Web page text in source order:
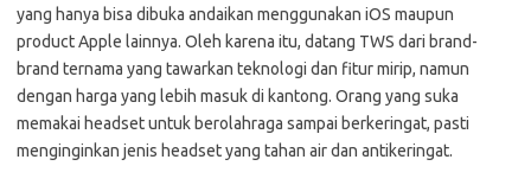
yang hanya bisa dibuka andaikan menggunakan iOS maupun
product Apple lainnya. Oleh karena itu, datang TWS dari brand-
brand ternama yang tawarkan teknologi dan fitur mirip, namun
dengan harga yang lebih masuk di kantong. Orang yang suka
memakai headset untuk berolahraga sampai berkeringat, pasti
menginginkan jenis headset yang tahan air dan antikeringat.